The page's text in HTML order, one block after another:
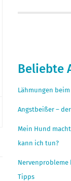
Beliebte
Lähmungen
Angstbeißer –
Mein Hund
kann ich tun?
Nervenprobleme
Tipps